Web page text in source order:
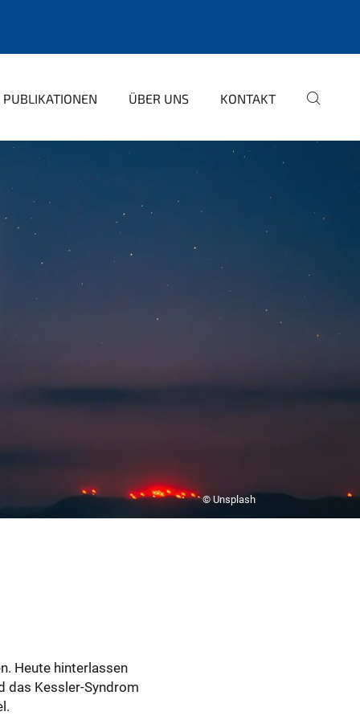
PUBLIKATIONEN ÜBER UNS KONTAKT
© Unsplash
Heute hinterlassen
das Kessler-Syndrom